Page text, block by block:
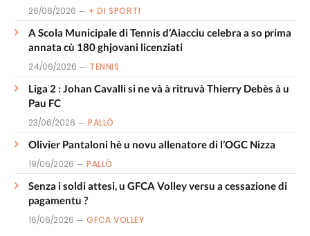
26/06/2026 + DI SPORTI
A Scola Municipale di Tennis d’Aiacciu celebra a so prima
annata cù 180 ghjovani licenziati
24/06/2026 TENNIS
Liga 2 : Johan Cavalli si ne và à ritruvà Thierry Debès à u
Pau FC
23/06/2026 PALLÒ
Olivier Pantaloni hè u novu allenatore di l’OGC Nizza
19/06/2026 PALLÒ
Senza i soldi attesi, u GFCA Volley versu a cessazione di
pagamentu ?
16/06/2026 GFCA VOLLEY